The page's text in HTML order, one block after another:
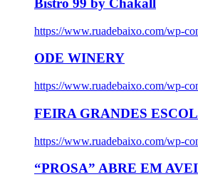
Bistro 99 by Chakall
https://www.ruadebaixo.com/wp-
ODE WINERY
https://www.ruadebaixo.com/wp-
FEIRA GRANDES
https://www.ruadebaixo.com/wp-
“PROSA” ABRE EM